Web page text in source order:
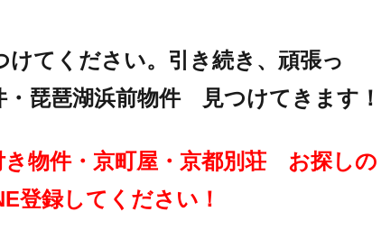
てください。引き続き、頑張っ
琵琶湖浜前物件 見つけてきます！
き物件・京町屋・京都別荘 お探しの
登録してください！